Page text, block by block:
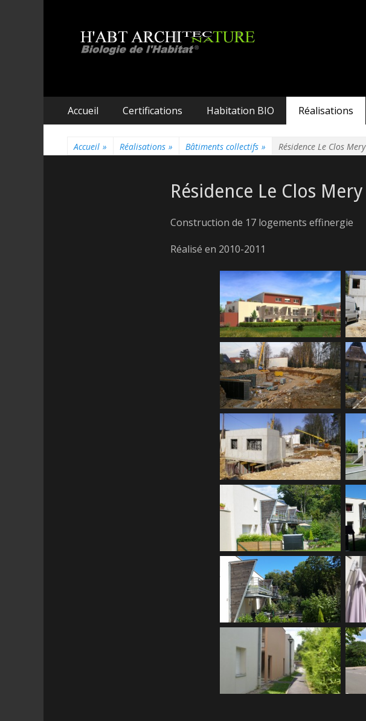
H'ABT ARCHITECTURE
Biologie de l'habitat
Premier menu
AllerAccueil Certifications Habitation BIO Réalisations
Accueil » Réalisations » Bâtiments collectifs » Résidence Le Clos Mery
Résidence Le Clos Mery
Construction de 17 logements effinergie
Réalisé en 2010-2011